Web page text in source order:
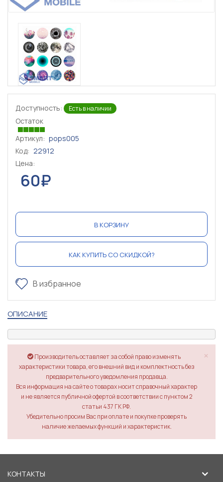
Доступность: Есть в наличии
Остаток
Артикул: pops005
Код: 22912
Цена:
60₽
В КОРЗИНУ
КАК КУПИТЬ СО СКИДКОЙ?
В избранное
ОПИСАНИЕ
×
Производитель оставляет за собой право изменять
характеристики товара, его внешний вид и комплектность без
предварительного уведомления продавца.
Вся информация на сайте о товарах носит справочный характер
и не является публичной офертой в соответствии с пунктом 2
статьи 437 ГК РФ.
Убедительно просим Вас при оплате и покупке проверять
наличие желаемых функций и характеристик.
КОНТАКТЫ